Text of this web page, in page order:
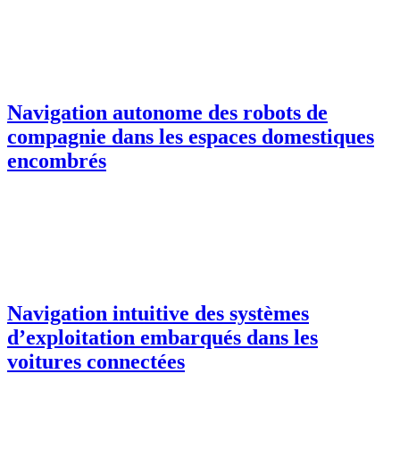
Navigation autonome des robots de
compagnie dans les espaces domestiques
encombrés
Navigation intuitive des systèmes
d’exploitation embarqués dans les
voitures connectées